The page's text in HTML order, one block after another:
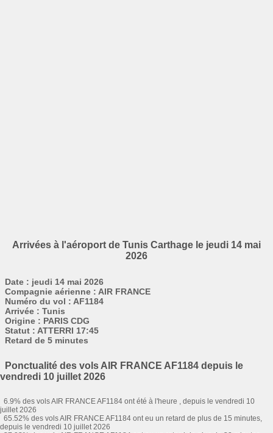
Arrivées à l'aéroport de Tunis Carthage le jeudi 14 mai
2026
Date : jeudi 14 mai 2026
Compagnie aérienne : AIR FRANCE
Numéro du vol : AF1184
Arrivée : Tunis
Origine : PARIS CDG
Statut : ATTERRI 17:45
Retard de 5 minutes
Ponctualité des vols AIR FRANCE AF1184 depuis le
vendredi 10 juillet 2026
6.9% des vols AIR FRANCE AF1184 ont été à l'heure , depuis le vendredi 10
juillet 2026
65.52% des vols AIR FRANCE AF1184 ont eu un retard de plus de 15 minutes,
depuis le vendredi 10 juillet 2026